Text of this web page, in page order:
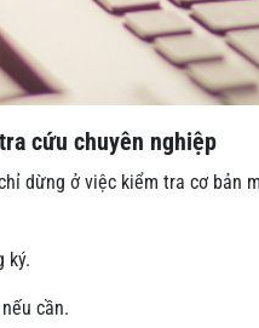
cứu chuyên nghiệp
dừng ở việc kiểm tra cơ bản
ký.
cần.